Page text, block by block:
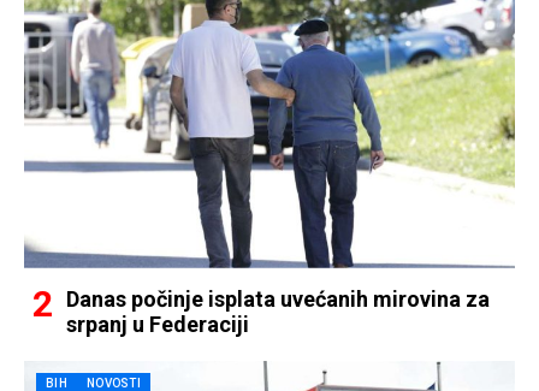
Danas počinje isplata uvećanih mirovina za
srpanj u Federaciji
BIH NOVOSTI